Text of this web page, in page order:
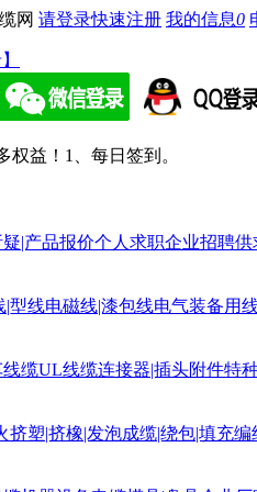
网 请登录快速注册 我的信息0
权益！ 1、每日签到。
|产品报价个人求职企业招聘供
|型线电磁线|漆包线电气装备用
缆UL线缆连接器|插头附件特
挤塑|挤橡|发泡成缆|绕包|填充编